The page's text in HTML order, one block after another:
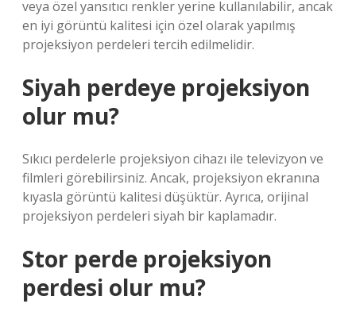
veya özel yansıtıcı renkler yerine kullanılabilir, ancak
en iyi görüntü kalitesi için özel olarak yapılmış
projeksiyon perdeleri tercih edilmelidir.
Siyah perdeye projeksiyon
olur mu?
Sıkıcı perdelerle projeksiyon cihazı ile televizyon ve
filmleri görebilirsiniz. Ancak, projeksiyon ekranına
kıyasla görüntü kalitesi düşüktür. Ayrıca, orijinal
projeksiyon perdeleri siyah bir kaplamadır.
Stor perde projeksiyon
perdesi olur mu?